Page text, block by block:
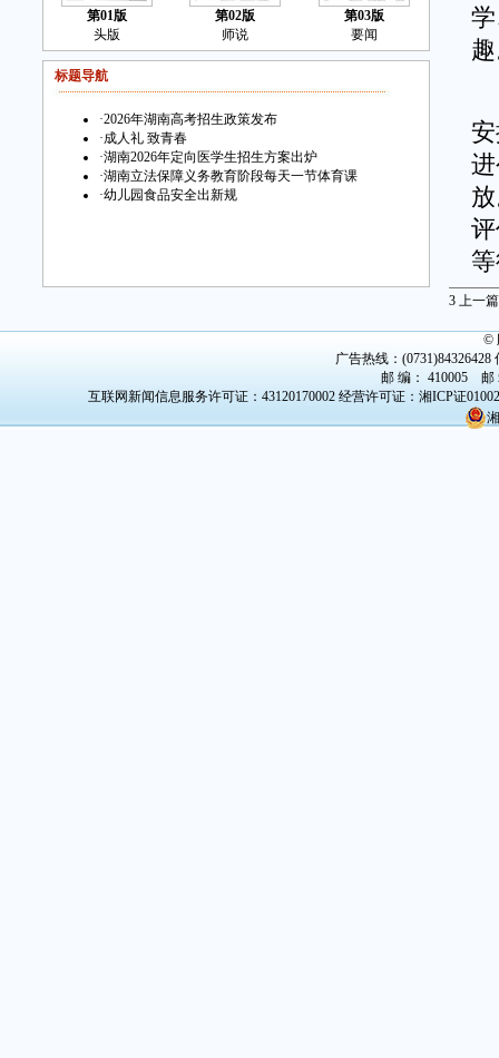
第01版
头版
第02版
师说
第03版
要闻
标题导航
·2026年湖南高考招生政策发布
·成人礼 致青春
·湖南2026年定向医学生招生方案出炉
·湖南立法保障义务教育阶段每天一节体育课
·幼儿园食品安全出新规
“
3 上一篇
©
广告热线：(0731)84326428
邮 编： 410005 邮
互联网新闻信息服务许可证：43120170002 经营许可证：湘ICP证